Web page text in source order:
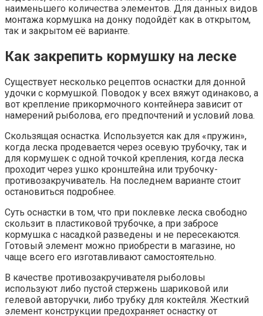
наименьшего количества элементов. Для данных видов
монтажа кормушка на донку подойдёт как в открытом,
так и закрытом её варианте.
Как закрепить кормушку на леске
Существует несколько рецептов оснастки для донной
удочки с кормушкой. Поводок у всех вяжут одинаково, а
вот крепление прикормочного контейнера зависит от
намерений рыболова, его предпочтений и условий лова.
Скользящая оснастка. Используется как для «пружин»,
когда леска продевается через осевую трубочку, так и
для кормушек с одной точкой крепления, когда леска
проходит через ушко кронштейна или трубочку-
противозакручиватель. На последнем варианте стоит
остановиться подробнее.
Суть оснастки в том, что при поклевке леска свободно
скользит в пластиковой трубочке, а при забросе
кормушка с насадкой разведены и не пересекаются.
Готовый элемент можно приобрести в магазине, но
чаще всего его изготавливают самостоятельно.
В качестве противозакручивателя рыболовы
используют либо пустой стержень шариковой или
гелевой авторучки, либо трубку для коктейля. Жесткий
элемент конструкции предохраняет оснастку от